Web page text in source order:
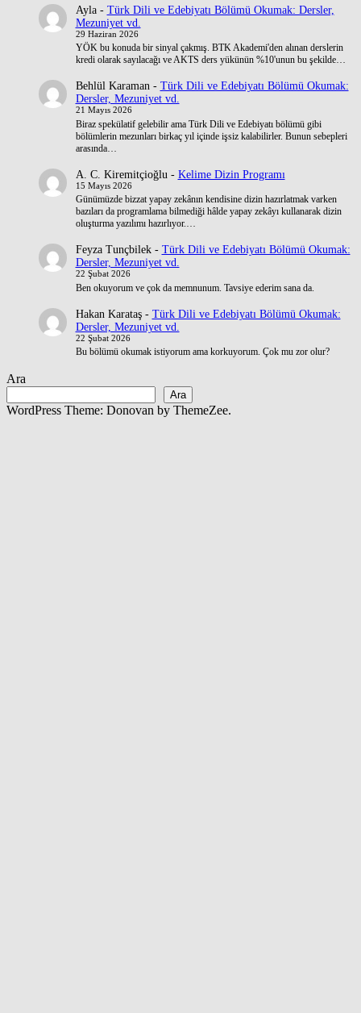
Ayla- Türk Dili ve Edebiyatı Bölümü Okumak: Dersler,
Mezuniyet vd.
29 Haziran 2026
YÖK bu konuda bir sinyal çakmış. BTK Akademi'den alınan derslerin
kredi olarak sayılacağı ve AKTS ders yükünün %10'unun bu şekilde…
Behlül Karaman- Türk Dili ve Edebiyatı Bölümü Okumak:
Dersler, Mezuniyet vd.
21 Mayıs 2026
Biraz spekülatif gelebilir ama Türk Dili ve Edebiyatı bölümü gibi
bölümlerin mezunları birkaç yıl içinde işsiz kalabilirler. Bunun sebepleri
arasında…
A. C. Kiremitçioğlu - Kelime Dizin Programı
15 Mayıs 2026
Günümüzde bizzat yapay zekânın kendisine dizin hazırlatmak varken
bazıları da programlama bilmediği hâlde yapay zekâyı kullanarak dizin
oluşturma yazılımı hazırlıyor.…
Feyza Tunçbilek- Türk Dili ve Edebiyatı Bölümü Okumak:
Dersler, Mezuniyet vd.
22 Şubat 2026
Ben okuyorum ve çok da memnunum. Tavsiye ederim sana da.
Hakan Karataş- Türk Dili ve Edebiyatı Bölümü Okumak:
Dersler, Mezuniyet vd.
22 Şubat 2026
Bu bölümü okumak istiyorum ama korkuyorum. Çok mu zor olur?
Ara
Ara
WordPress Theme: Donovan by ThemeZee.